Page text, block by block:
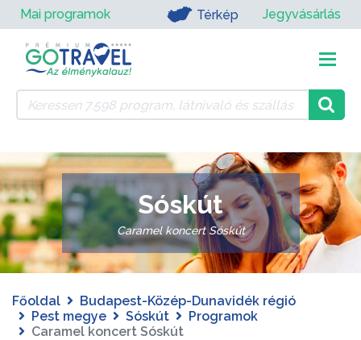
Mai programok Térkép Jegyvásárlás
Sóskút
Caramel koncert Sóskút
Főoldal
Budapest-Közép-Dunavidék régió
Pest megye
Sóskút
Programok
Caramel koncert Sóskút